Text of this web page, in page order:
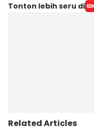
Tonton lebih seru di
Related Articles